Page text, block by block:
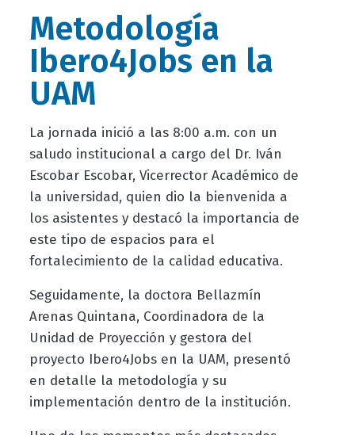
Metodología
Ibero4Jobs en la
UAM
La jornada inició a las 8:00 a.m. con un
saludo institucional a cargo del Dr. Iván
Escobar Escobar, Vicerrector Académico de
la universidad, quien dio la bienvenida a
los asistentes y destacó la importancia de
este tipo de espacios para el
fortalecimiento de la calidad educativa.
Seguidamente, la doctora Bellazmín
Arenas Quintana, Coordinadora de la
Unidad de Proyección y gestora del
proyecto Ibero4Jobs en la UAM, presentó
en detalle la metodología y su
implementación dentro de la institución.